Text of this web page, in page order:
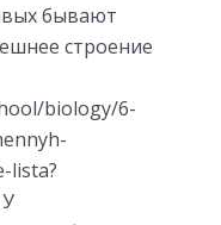
бывают
строение
biology/6-
lista?